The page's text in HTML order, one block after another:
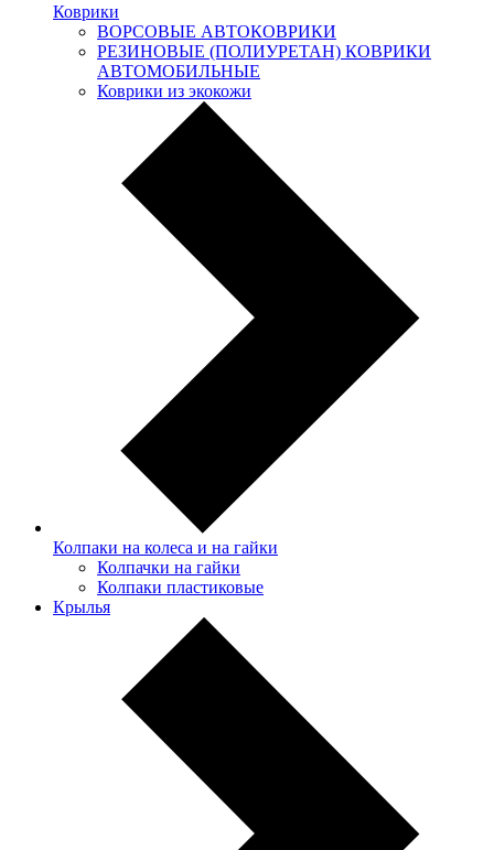
Коврики
ВОРСОВЫЕ АВТОКОВРИКИ
РЕЗИНОВЫЕ (ПОЛИУРЕТАН) КОВРИКИ
АВТОМОБИЛЬНЫЕ
Коврики из экокожи
Колпаки на колеса и на гайки
Колпачки на гайки
Колпаки пластиковые
Крылья